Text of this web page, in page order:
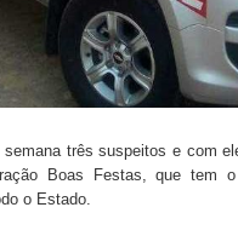
DO BREJO em Guarabira
à pré-candidatura de Denise
com foco na qualificação
três suspeitos e com
Boas Festas, que tem
o Estado.